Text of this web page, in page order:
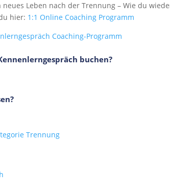
Leben nach der Trennung – Wie du
hier: 1:1 Online Coaching Programm
Coaching-Programm
buchen?
Trennung